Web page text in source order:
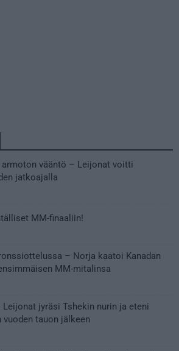
vääntö – Leijonat voitti
jatkoajalla
MM-finaaliin!
– Norja kaatoi Kanadan
MM-mitalinsa
jyräsi Tshekin nurin ja eteni
tauon jälkeen